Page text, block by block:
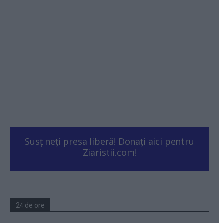
Susțineți presa liberă! Donați aici pentru
Ziaristii.com!
24 de ore